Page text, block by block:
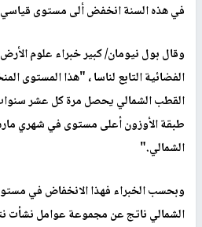
في هذه السنة انخفض ألى مستوى قياسي
وقال بول نيومان/ كبير خبراء علوم
الفضائية التابع لناسا ، "هذا المستوى
القطب الشمالي يحصل مرة كل عشر
طبقة الأوزون أعلى مستوى في شهري
الشمالي".
وبحسب الخبراء فهذا الانخفاض في
الشمالي ناتج عن مجموعة عوامل نشأت